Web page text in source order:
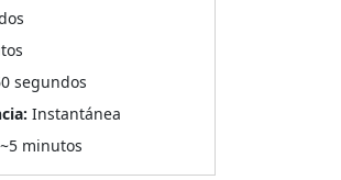
segundos
Instantánea
~5 minutos